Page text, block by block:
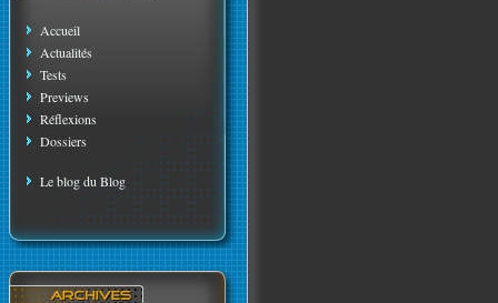
Accueil
Actualités
Tests
Previews
Réflexions
Dossiers
Le blog du Blog